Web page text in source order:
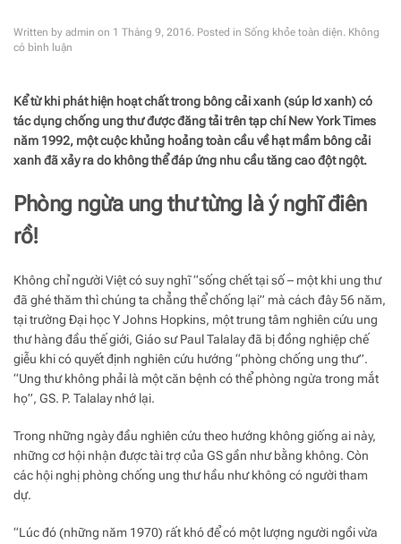
Written by admin on 1 Tháng 9, 2016. Posted in Sống khỏe toàn diện. Không
có bình luận
ĐH
Y
Johns
Hopkins
đã
tìm
chất
phòng
Kể từ khi phát hiện hoạt chất trong bông cải xanh (súp lơ xanh) có
tác dụng chống ung thư được đăng tải trên tạp chí New York Times
năm 1992, một cuộc khủng hoảng toàn cầu về hạt mầm bông cải
xanh đã xảy ra do không thể đáp ứng nhu cầu tăng cao đột ngột.
Phòng ngừa ung thư từng là ý nghĩ điên
rồ!
Không chỉ người Việt có suy nghĩ “sống chết tại số – một khi ung thư
đã ghé thăm thì chúng ta chẳng thể chống lại” mà cách đây 56 năm,
tại trường Đại học Y Johns Hopkins, một trung tâm nghiên cứu ung
thư hàng đầu thế giới, Giáo sư Paul Talalay đã bị đồng nghiệp chế
giễu khi có quyết định nghiên cứu hướng “phòng chống ung thư”.
“Ung thư không phải là một căn bệnh có thể phòng ngừa trong mắt
họ”, GS. P. Talalay nhớ lại.
Trong những ngày đầu nghiên cứu theo hướng không giống ai này,
những cơ hội nhận được tài trợ của GS gần như bằng không. Còn
các hội nghị phòng chống ung thư hầu như không có người tham
dự.
“Lúc đó (những năm 1970) rất khó để có một lượng người ngồi vừa